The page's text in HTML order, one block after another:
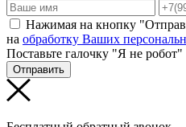
Нажимая на кнопку
на обработку Ваших
Поставьте галочку "Я не робот"
Отправить